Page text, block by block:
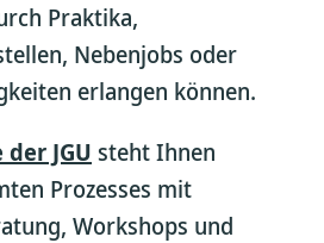
Praktika,
Nebenjobs oder
erlangen können.
JGU steht Ihnen
Prozesses mit
Workshops und